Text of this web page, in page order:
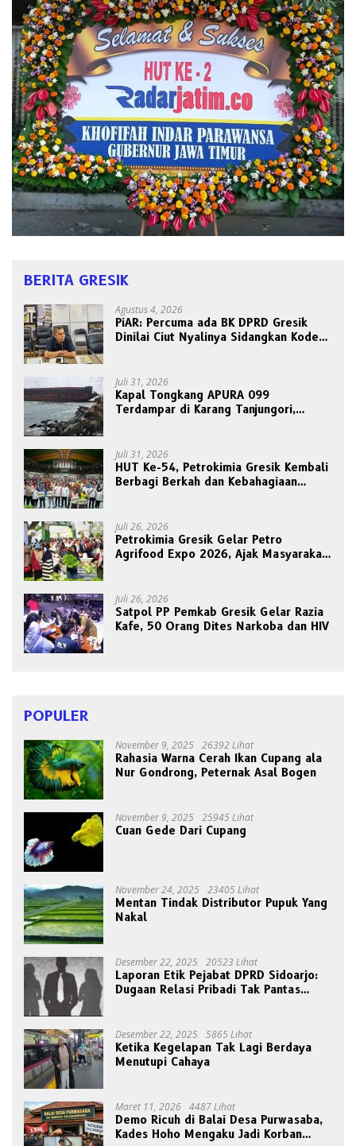
BERITA GRESIK
Agustus 4, 2026
PiAR: Percuma ada BK DPRD Gresik
Dinilai Ciut Nyalinya Sidangkan Kode
Juli 31, 2026
Kapal Tongkang APURA 099
Terdampar di Karang Tanjungori,
Juli 31, 2026
HUT Ke-54, Petrokimia Gresik Kembali
Berbagi Berkah dan Kebahagiaan
Juli 26, 2026
Petrokimia Gresik Gelar Petro
Agrifood Expo 2026, Ajak Masyarakat
Juli 26, 2026
Satpol PP Pemkab Gresik Gelar Razia
Kafe, 50 Orang Dites Narkoba dan HIV
POPULER
November 9, 2025 26392 Lihat
Rahasia Warna Cerah Ikan Cupang ala
Nur Gondrong, Peternak Asal Bogen
November 9, 2025 25945 Lihat
Cuan Gede Dari Cupang
November 24, 2025 23405 Lihat
Mentan Tindak Distributor Pupuk Yang
Nakal
Desember 22, 2025 20523 Lihat
Laporan Etik Pejabat DPRD Sidoarjo:
Dugaan Relasi Pribadi Tak Pantas
Desember 22, 2025 5865 Lihat
Ketika Kegelapan Tak Lagi Berdaya
Menutupi Cahaya
Maret 11, 2026 4487 Lihat
Demo Ricuh di Balai Desa Purwasaba,
Kades Hoho Mengaku Jadi Korban